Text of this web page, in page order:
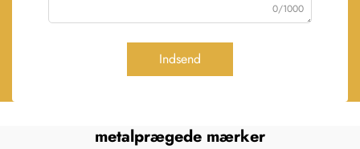
0/1000
Indsend
metalprægede mærker